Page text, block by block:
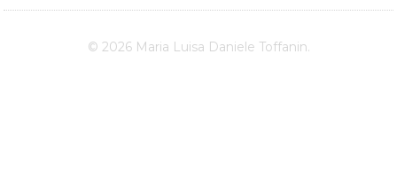
© 2026 Maria Luisa Daniele Toffanin.